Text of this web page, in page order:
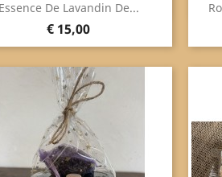
De Lavandin De...
Prijs
€ 15,00
